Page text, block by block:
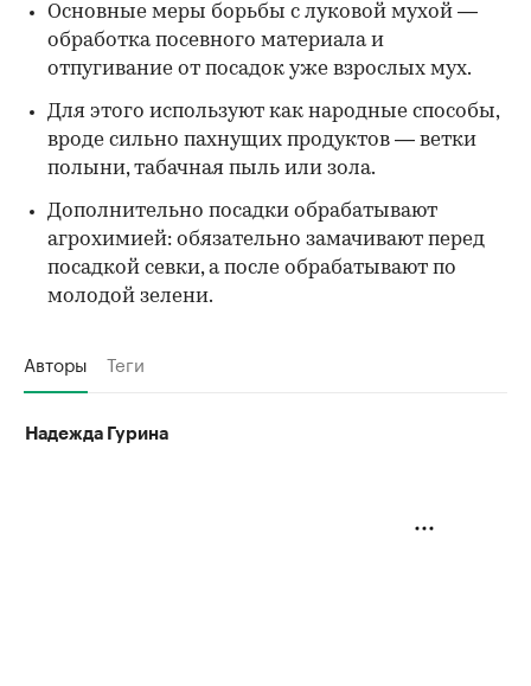
Основные меры борьбы с луковой мухой —
обработка посевного материала и
отпугивание от посадок уже взрослых мух.
Для этого используют как народные способы,
вроде сильно пахнущих продуктов — ветки
полыни, табачная пыль или зола.
Дополнительно посадки обрабатывают
агрохимией: обязательно замачивают перед
посадкой севки, а после обрабатывают по
молодой зелени.
Авторы Теги
Надежда Гурина